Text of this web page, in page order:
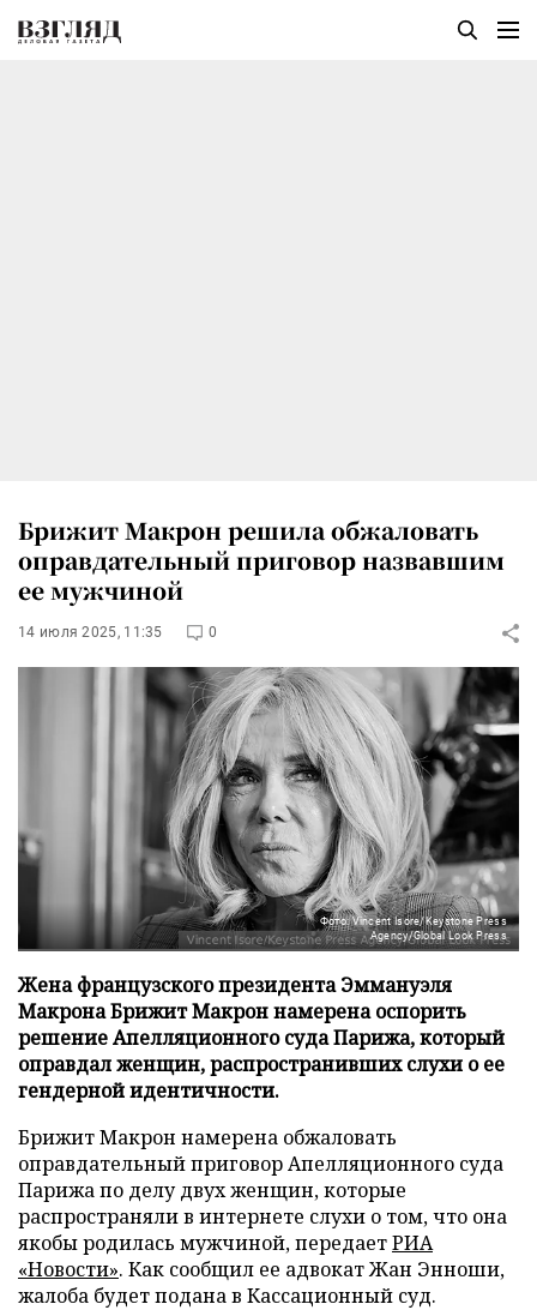
Брижит Макрон решила обжаловать
оправдательный приговор назвавшим
ее мужчиной
14 июля 2025, 11:35 0
Фото: Vincent Isore/Keystone Press
Agency/Global Look Press
Жена французского президента Эммануэля
Макрона Брижит Макрон намерена оспорить
решение Апелляционного суда Парижа, который
оправдал женщин, распространивших слухи о ее
гендерной идентичности.
Брижит Макрон намерена обжаловать
оправдательный приговор Апелляционного суда
Парижа по делу двух женщин, которые
распространяли в интернете слухи о том, что она
якобы родилась мужчиной, передаетРИА
«Новости». Как сообщил ее адвокат Жан Энноши,
жалоба будет подана в Кассационный суд.